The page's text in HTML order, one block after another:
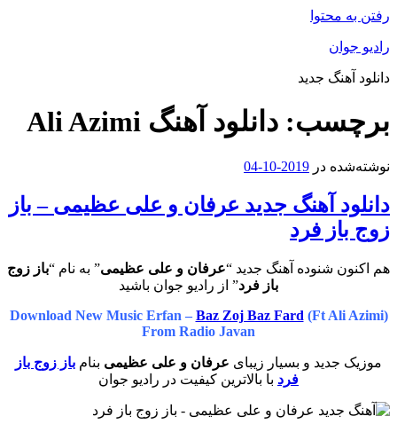
رفتن به محتوا
رادیو جوان
دانلود آهنگ جدید
برچسب: دانلود آهنگ Ali Azimi
نوشته‌شده در 2019-10-04
دانلود آهنگ جدید عرفان و علی عظیمی – باز
زوج باز فرد
هم اکنون شنوده آهنگ جدید “عرفان و علی عظیمی” به نام “باز زوج
باز فرد” از رادیو جوان باشید
Download New Music Erfan – Baz Zoj Baz Fard (Ft Ali Azimi)
From Radio Javan
موزیک جدید و بسیار زیبای عرفان و علی عظیمی بنام باز زوج باز
فرد با بالاترین کیفیت در رادیو جوان